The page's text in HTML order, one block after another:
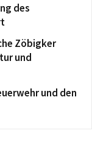
des
Zöbigker
und
und den